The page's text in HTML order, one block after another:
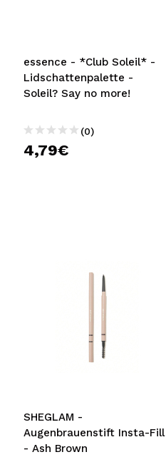
essence - *Club Soleil* -
Lidschattenpalette -
Soleil? Say no more!
(0)
4,79€
SHEGLAM -
Augenbrauenstift Insta-Fill
- Ash Brown